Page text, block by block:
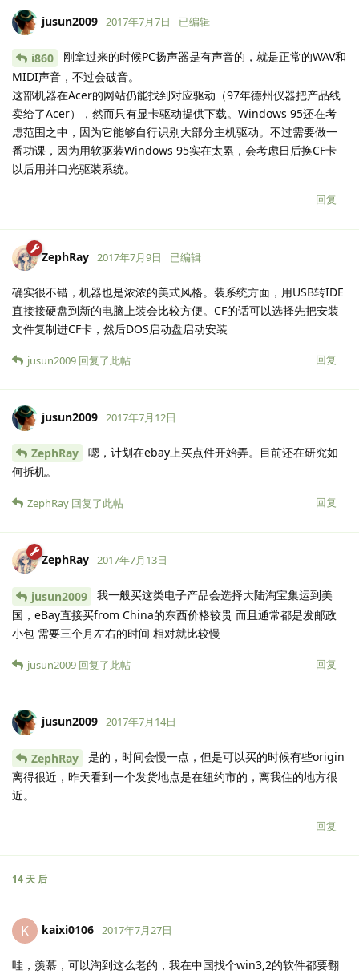
jusun2009 2017年7月7日 已编辑
i860
刚拿过来的时候PC扬声器是有声音的，就是正常的WAV和
MIDI声音，不过会破音。
这部机器在Acer的网站仍能找到对应驱动（97年德州仪器把产品线
卖给了Acer），然而只有显卡驱动提供下载。Windows 95还在考
虑范围之中，因为它能够自行识别大部分主机驱动。不过需要做一
番功课，因为用软驱装Windows 95实在太累，会考虑日后换CF卡
以后用并口光驱装系统。
回复
ZephRay 2017年7月9日 已编辑
确实很不错，机器也是浓浓的美式风格。装系统方面，用USB转IDE
直接接硬盘到新的电脑上装会比较方便。CF的话可以选择先把安装
文件复制进CF卡，然后DOS启动盘启动安装
回复
jusun2009 回复了此帖
jusun2009 2017年7月12日
ZephRay
嗯，计划在ebay上买点件开始弄。目前还在研究如
何拆机。
回复
ZephRay 回复了此帖
ZephRay 2017年7月13日
jusun2009
我一般买这类电子产品会选择大陆淘宝集运到美
国，eBay直接买from China的东西价格较贵 而且通常都是发邮政
小包 需要三个月左右的时间 相对就比较慢
回复
jusun2009 回复了此帖
jusun2009 2017年7月14日
ZephRay
是的，时间会慢一点，但是可以买的时候有些origin
离得很近，昨天看到一个发货地点是在纽约市的，离我住的地方很
近。
回复
14 天 后
K kaixi0106 2017年7月27日
哇，羡慕，可以淘到这么老的，我在中国找个win3,2的软件都要翻